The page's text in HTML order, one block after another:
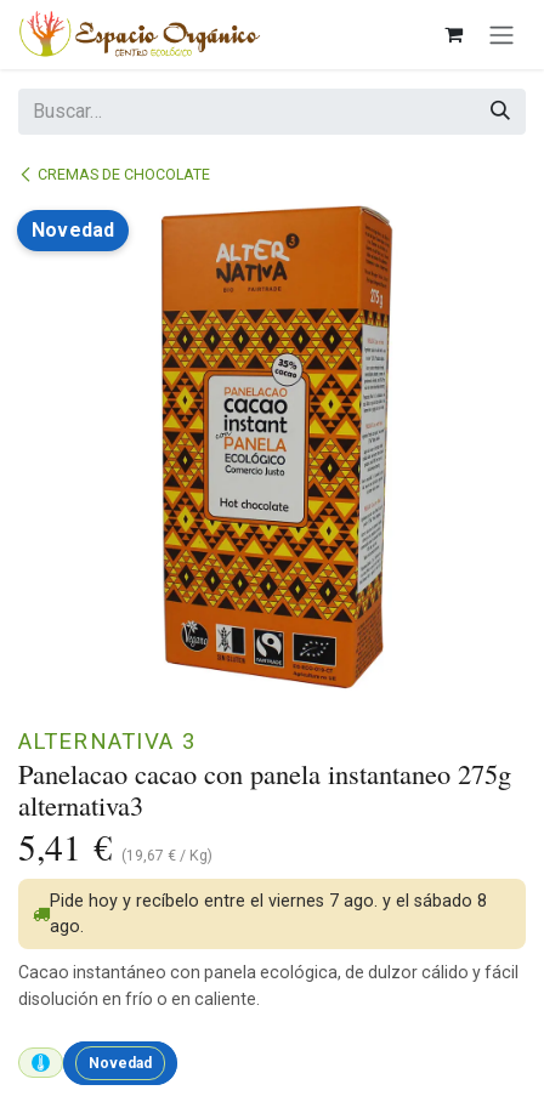
Ir al contenido
CREMAS DE CHOCOLATE
Novedad
Panelacao cacao con panela instantaneo 275g
alternativa3
ALTERNATIVA 3
5,41 € (19,67 € / Kg)
Pide hoy y recíbelo entre el viernes 7 ago. y el sábado 8
ago.
Cacao instantáneo con panela ecológica, de dulzor cálido y fácil
disolución en frío o en caliente.
Novedad